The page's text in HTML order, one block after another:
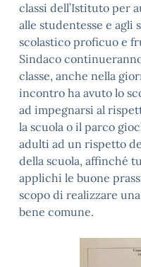
classi dell’Istituto per
alle studentesse e agli
scolastico proficuo e
Sindaco
classe, anche nella
incontro ha avuto lo
ad impegnarsi al
la scuola o il parco
adulti ad un rispetto
della scuola, affinché
applichi le buone
scopo di realizzare
bene comune.